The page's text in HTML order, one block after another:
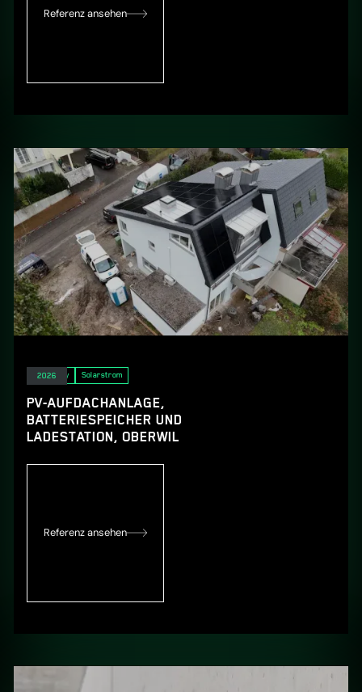
Referenz ansehen
E-Mobility Solarstrom
PV-AUFDACHANLAGE,
BATTERIESPEICHER UND
LADESTATION, OBERWIL
Referenz ansehen
2026